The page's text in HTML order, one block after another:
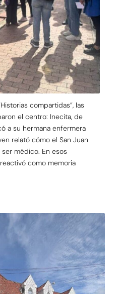
compartidas”, las
el centro: Inecita, de
a su hermana enfermera
relató cómo el San Juan
médico. En esos
como memoria